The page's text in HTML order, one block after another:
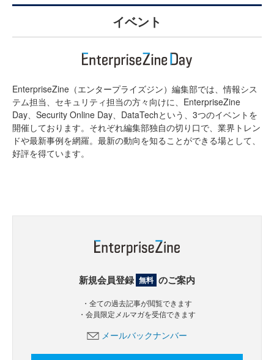
イベント
EnterpriseZine（エンタープライズジン）編集部では、情報シス
テム担当、セキュリティ担当の方々向けに、EnterpriseZine
Day、Security Online Day、DataTechという、3つのイベントを
開催しております。それぞれ編集部独自の切り口で、業界トレン
ドや最新事例を網羅。最新の動向を知ることができる場として、
好評を得ています。
新規会員登録 無料 のご案内
・全ての過去記事が閲覧できます
・会員限定メルマガを受信できます
メールバックナンバー